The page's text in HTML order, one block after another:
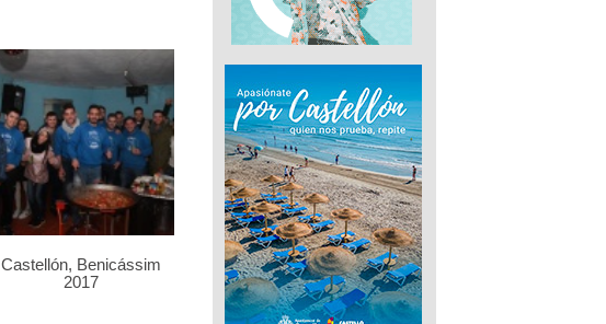
Castellón, Benicássim
2017